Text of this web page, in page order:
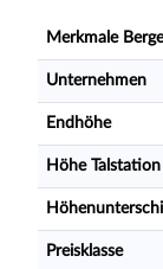
Merkmale
Unternehmen
Endhöhe
Höhe Talstation
Preisklasse